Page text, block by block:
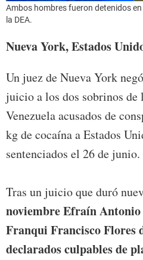
Ambos hombres fueron detenidos
la DEA.
Nueva York, Estados
Un juez de Nueva York
juicio a los dos sobrinos de
Venezuela acusados de
kg de cocaína a Estados
sentenciados el 26 de junio.
Tras un juicio que duró
noviembre Efraín
Franqui Francisco Flores
declarados culpables de